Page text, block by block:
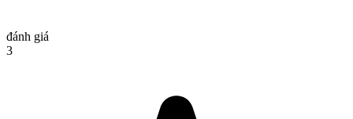
đánh giá
3